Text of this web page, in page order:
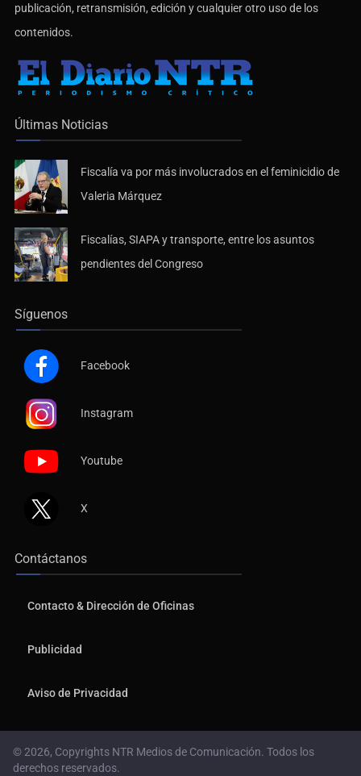
publicación, retransmisión, edición y cualquier otro uso de los
contenidos.
Últimas Noticias
Fiscalía va por más involucrados en el feminicidio de
Valeria Márquez
Fiscalías, SIAPA y transporte, entre los asuntos
pendientes del Congreso
Síguenos
Facebook
Instagram
Youtube
X
Contáctanos
Contacto & Dirección de Oficinas
Publicidad
Aviso de Privacidad
© 2026, Copyrights NTR Medios de Comunicación. Todos los
derechos reservados.